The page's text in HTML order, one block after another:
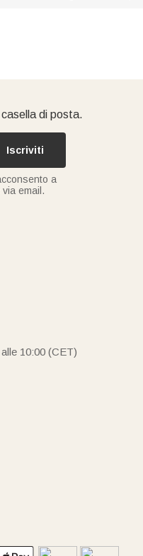
di posta.
Iscriviti
a
email.
10:00 (CET)